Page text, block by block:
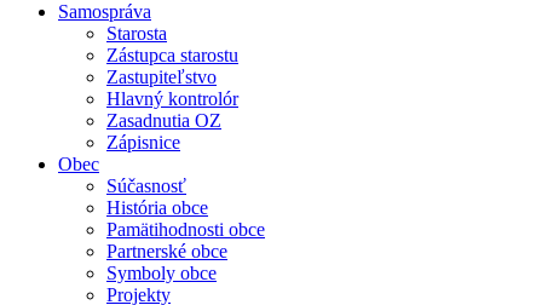
Samospráva
Starosta
Zástupca starostu
Zastupiteľstvo
Hlavný kontrolór
Zasadnutia OZ
Zápisnice
Obec
Súčasnosť
História obce
Pamätihodnosti obce
Partnerské obce
Symboly obce
Projekty